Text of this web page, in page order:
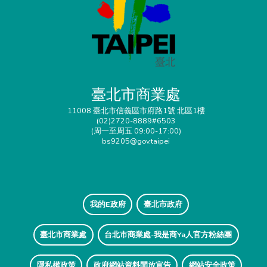
臺北市商業處
11008 臺北市信義區市府路1號 北區1樓
(02)2720-8889#6503
(周一至周五 09:00-17:00)
bs9205@gov.taipei
我的E政府 臺北市政府
臺北市商業處 台北市商業處-我是商Ya人官方粉絲團